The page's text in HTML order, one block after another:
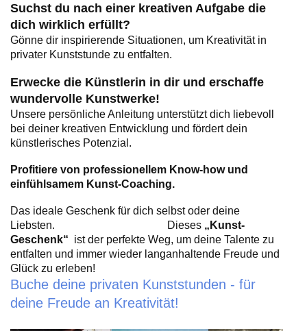
Suchst du nach einer kreativen Aufgabe die
dich wirklich erfüllt?
Gönne dir inspirierende Situationen, um Kreativität in
privater Kunststunde zu entfalten.
Erwecke die Künstlerin in dir und erschaffe
wundervolle Kunstwerke!
Unsere persönliche Anleitung unterstützt dich liebevoll
bei deiner kreativen Entwicklung und fördert dein
künstlerisches Potenzial.
Profitiere von professionellem Know-how und
einfühlsamem Kunst-Coaching.
Das ideale Geschenk für dich selbst oder deine
Liebsten. Dieses „Kunst-
Geschenk“ ist der perfekte Weg, um deine Talente zu
entfalten und immer wieder langanhaltende Freude und
Glück zu erleben!
Buche deine privaten Kunststunden - für
deine Freude an Kreativität!